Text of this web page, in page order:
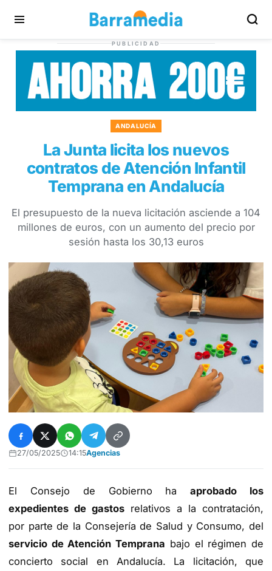
PUBLICIDAD
ANDALUCÍA
La Junta licita los nuevos
contratos de Atención Infantil
Temprana en Andalucía
El presupuesto de la nueva licitación asciende a 104
millones de euros, con un aumento del precio por
sesión hasta los 30,13 euros
27/05/2025 14:15Agencias
El Consejo de Gobierno haaprobado los
expedientes de gastos relativos a la contratación,
por parte de la Consejería de Salud y Consumo, del
servicio de Atención Temprana bajo el régimen de
concierto social en Andalucía. La licitación, que